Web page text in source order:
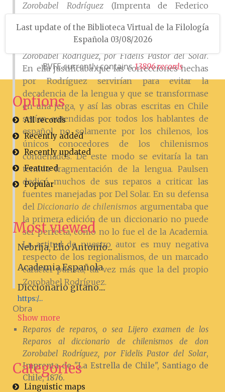
Zorobabel Rodríguez(Imprenta de Federico
Reparos de reparos, o sea Lijero examen de los
Reparos al diccionario de chilenismos de don
Zorobabel Rodríguez, por Fidelis Pastor del Solar.
En ella justificaba que las correcciones hechas
por Rodríguez servirían para evitar la
decadencia de la lengua y que se transformase
en una jerga, y así las obras escritas en Chile
serían entendidas por todos los hablantes de
español, no solamente por los chilenos, los
únicos conocedores de los chilenismos
condenados. De este modo se evitaría la tan
temida fragmentación de la lengua. Paulsen
dedicó muchos de sus reparos a criticar las
fuentes manejadas por Del Solar. En su defensa
delDiccionario de chilenismos argumentaba que
la primera edición de un diccionario no puede
ser perfecta, como no lo fue el de la Academia.
La actitud de nuestro autor es muy negativa
respecto de los regionalismos, de un marcado
carácter purista, tal vez más que la del propio
Zorobabel Rodríguez.
Obra
Reparos de reparos, o sea Lijero examen de los
Reparos al diccionario de chilenismos de don
Zorobabel Rodríguez, por Fidelis Pastor del Solar,
Imprenta de "La Estrella de Chile", Santiago de
Chile, 1876.
Last update of the Biblioteca Virtual de la Filología
Española 03/08/2026
BVFE currently contains13896records
Options
All records
Recently added
Recently updated
Featured
Popular
Most viewed
Nebrija, Elio Antonio...
Academia Española
Diccionario gitano....
https:/...
Show more
Categories
Linguistic maps